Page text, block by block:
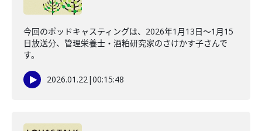
今回のポッドキャスティングは、2026年1月13日〜1月15
日放送分、管理栄養士・酒粕研究家のさけかす子さんで
す。
2026.01.22|00:15:48